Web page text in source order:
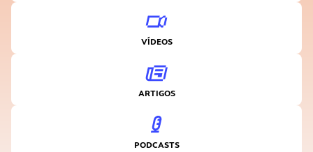
VÍDEOS
ARTIGOS
PODCASTS